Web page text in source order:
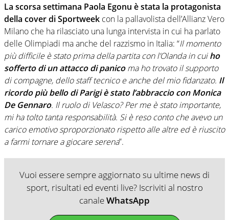
La scorsa settimana Paola Egonu è stata la protagonista
della cover di Sportweek con la pallavolista dell’Allianz Vero
Milano che ha rilasciato una lunga intervista in cui ha parlato
delle Olimpiadi ma anche del razzismo in Italia: “Il momento
più difficile è stato prima della partita con l’Olanda in cuiho
sofferto di un attacco di panicoma ho trovato il supporto
di compagne, dello staff tecnico e anche del mio fidanzato. Il
ricordo più bello di Parigi è stato l’abbraccio con Monica
De Gennaro. Il ruolo di Velasco? Per me è stato importante,
mi ha tolto tanta responsabilità. Si è reso conto che avevo un
carico emotivo sproporzionato rispetto alle altre ed è riuscito
a farmi tornare a giocare serena”.
Vuoi essere sempre aggiornato su ultime news di
sport, risultati ed eventi live? Iscriviti al nostro
canaleWhatsApp